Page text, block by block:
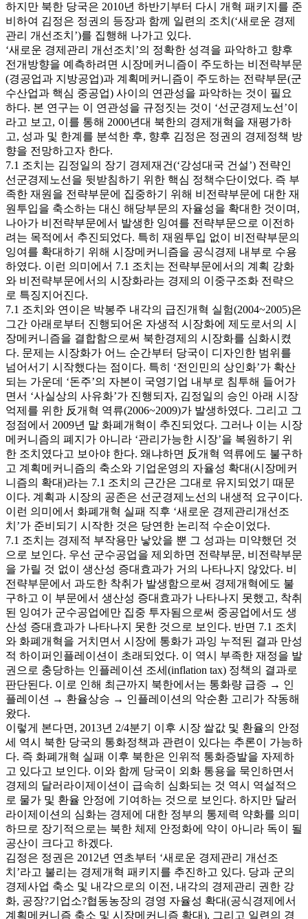
하지만 북한 당국은 2010년 하반기부터 다시 개혁 패키지를 준
비하여 김정은 정권의 등장과 함께 일련의 조치(‘새로운 경제
관리 개선조치’)를 집행해 나가고 있다.
‘새로운 경제관리 개선조치’의 정확한 성격을 파악하고 향후
전개방향을 예측하려면 시장메커니즘이 주도하는 비전략부문
(경공업과 지방공업)과 계획메커니즘이 주도하는 전략부문(군
수산업과 핵심 중공업) 사이의 연관성을 파악하는 것이 필요
하다. 본 연구는 이 연관성을 규정짓는 것이 ‘선군경제노선’이
라고 보고, 이를 통해 2000년대 북한의 경제개혁을 재평가하
고, 성과 및 한계를 분석한 후, 향후 김정은 정권의 경제정책 방
향을 전망하고자 한다.
7.1 조치는 김정일의 장기 경제재건(‘강성대국 건설’) 전략인
선군경제노선을 뒷받침하기 위한 핵심 정책수단이었다. 즉 부
족한 재원을 전략부문에 집중하기 위해 비전략부문에 대한 재
원투입을 축소하는 대신 해당부문의 자율성을 확대한 것이며,
나아가 비전략부문에서 발생한 잉여를 전략부문으로 이전하
려는 목적에서 추진되었다. 특히 재원투입 없이 비전략부문의
잉여를 확대하기 위해 시장메커니즘을 공식경제 내부로 수용
하였다. 이런 의미에서 7.1 조치는 전략부문에서의 계획 강화
와 비전략부문에서의 시장화라는 경제의 이중구조화 전략으
로 특징지어진다.
7.1 조치와 연이은 박봉주 내각의 급진개혁 실험(2004~2005)은
그간 아래로부터 진행되어온 자생적 시장화에 제도로서의 시
장메커니즘을 결합함으로써 북한경제의 시장화를 심화시켰
다. 문제는 시장화가 어느 순간부터 당국이 디자인한 범위를
넘어서기 시작했다는 점이다. 특히 ‘전인민의 상인화’가 확산
되는 가운데 ‘돈주’의 자본이 국영기업 내부로 침투해 들어가
면서 ‘사실상의 사유화’가 진행되자, 김정일의 승인 아래 시장
억제를 위한 反개혁 역류(2006~2009)가 발생하였다. 그리고 그
정점에서 2009년 말 화폐개혁이 추진되었다. 그러나 이는 시장
메커니즘의 폐지가 아니라 ‘관리가능한 시장’을 복원하기 위
한 조치였다고 보아야 한다. 왜냐하면 反개혁 역류에도 불구하
고 계획메커니즘의 축소와 기업운영의 자율성 확대(시장메커
니즘의 확대)라는 7.1 조치의 근간은 그대로 유지되었기 때문
이다. 계획과 시장의 공존은 선군경제노선의 내생적 요구이다.
이런 의미에서 화폐개혁 실패 직후 ‘새로운 경제관리개선조
치’가 준비되기 시작한 것은 당연한 논리적 수순이었다.
7.1 조치는 경제적 부작용만 낳았을 뿐 그 성과는 미약했던 것
으로 보인다. 우선 군수공업을 제외하면 전략부문, 비전략부문
을 가릴 것 없이 생산성 증대효과가 거의 나타나지 않았다. 비
전략부문에서 과도한 착취가 발생함으로써 경제개혁에도 불
구하고 이 부문에서 생산성 증대효과가 나타나지 못했고, 착취
된 잉여가 군수공업에만 집중 투자됨으로써 중공업에서도 생
산성 증대효과가 나타나지 못한 것으로 보인다. 반면 7.1 조치
와 화폐개혁을 거치면서 시장에 통화가 과잉 누적된 결과 만성
적 하이퍼인플레이션이 초래되었다. 이 역시 부족한 재정을 발
권으로 충당하는 인플레이션 조세(inflation tax) 정책의 결과로
판단된다. 이로 인해 최근까지 북한에서는 통화량 급증 → 인
플레이션 → 환율상승 → 인플레이션의 악순환 고리가 작동해
왔다.
이렇게 본다면, 2013년 2/4분기 이후 시장 쌀값 및 환율의 안정
세 역시 북한 당국의 통화정책과 관련이 있다는 추론이 가능하
다. 즉 화폐개혁 실패 이후 북한은 인위적 통화증발을 자제하
고 있다고 보인다. 이와 함께 당국이 외화 통용을 묵인하면서
경제의 달러라이제이션이 급속히 심화되는 것 역시 역설적으
로 물가 및 환율 안정에 기여하는 것으로 보인다. 하지만 달러
라이제이션의 심화는 경제에 대한 정부의 통제력 약화를 의미
하므로 장기적으로는 북한 체제 안정화에 약이 아니라 독이 될
공산이 크다고 하겠다.
김정은 정권은 2012년 연초부터 ‘새로운 경제관리 개선조
치’라고 불리는 경제개혁 패키지를 추진하고 있다. 당과 군의
경제사업 축소 및 내각으로의 이전, 내각의 경제관리 권한 강
화, 공장?기업소?협동농장의 경영 자율성 확대(공식경제에서
계획메커니즘 축소 및 시장메커니즘 확대), 그리고 일련의 경